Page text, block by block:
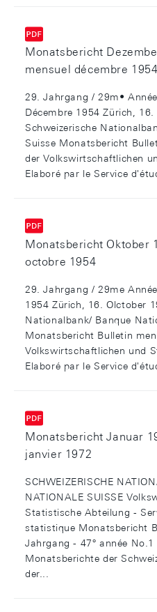
Monatsbericht
mensuel décembre 1954
29. Jahrgang / 29m•
Décembre 1954 Zürich, 16.
Schweizerische
Suisse Monatsbericht
der Volkswirtschaftlichen
Elaboré par le Service
Monatsbericht Oktober
octobre 1954
29. Jahrgang / 29me
1954 Zürich, 16. Olctober
Nationalbank/ Banque
Monatsbericht Bulletin
Volkswirtschaftlichen und
Elaboré par le Service
Monatsbericht Januar
janvier 1972
SCHWEIZERISCHE
NATIONALE SUISSE
Statistische Abteilung -
statistique Monatsbericht
Jahrgang - 47° année
Monatsberichte der
der...